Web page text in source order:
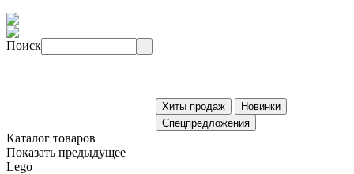
Поиск
Каталог товаров
Показать предыдущее
Lego